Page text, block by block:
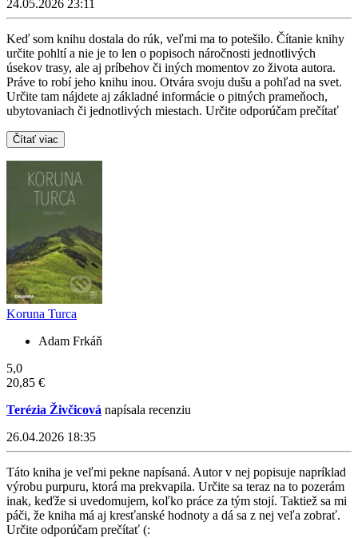
24.05.2026 23:11
Keď som knihu dostala do rúk, veľmi ma to potešilo. Čítanie knihy
určite pohltí a nie je to len o popisoch náročnosti jednotlivých
úsekov trasy, ale aj príbehov či iných momentov zo života autora.
Práve to robí jeho knihu inou. Otvára svoju dušu a pohľad na svet.
Určite tam nájdete aj základné informácie o pitných prameňoch,
ubytovaniach či jednotlivých miestach. Určite odporúčam prečítať
Čítať viac
Koruna Turca
Adam Frkáň
5,0
20,85 €
Terézia Živčicová napísala recenziu
26.04.2026 18:35
Táto kniha je veľmi pekne napísaná. Autor v nej popisuje napríklad
výrobu purpuru, ktorá ma prekvapila. Určite sa teraz na to pozerám
inak, keďže si uvedomujem, koľko práce za tým stojí. Taktiež sa mi
páči, že kniha má aj kresťanské hodnoty a dá sa z nej veľa zobrať.
Určite odporúčam prečítať (: